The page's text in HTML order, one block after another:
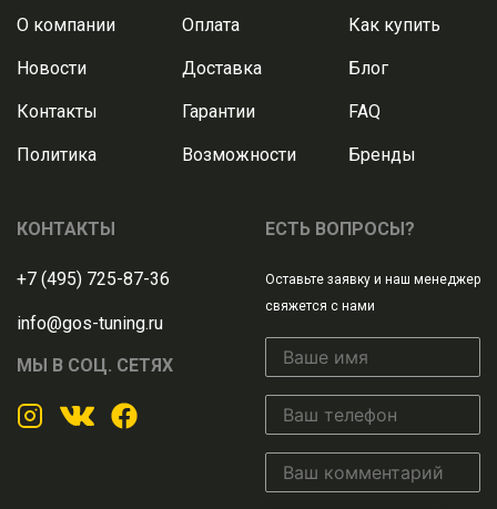
О компании
Новости
Контакты
Политика
Оплата
Доставка
Гарантии
Возможности
Как купить
Блог
FAQ
Бренды
КОНТАКТЫ
+7 (495) 725-87-36
info@gos-tuning.ru
МЫ В СОЦ. СЕТЯХ
ЕСТЬ ВОПРОСЫ?
Оставьте заявку и наш менеджер
свяжется с нами